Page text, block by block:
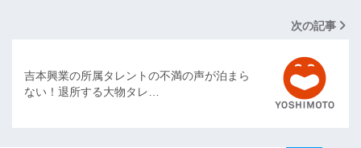
次の記事
吉本興業の所属タレントの不満の声が泊まら
ない！退所する大物タレ…